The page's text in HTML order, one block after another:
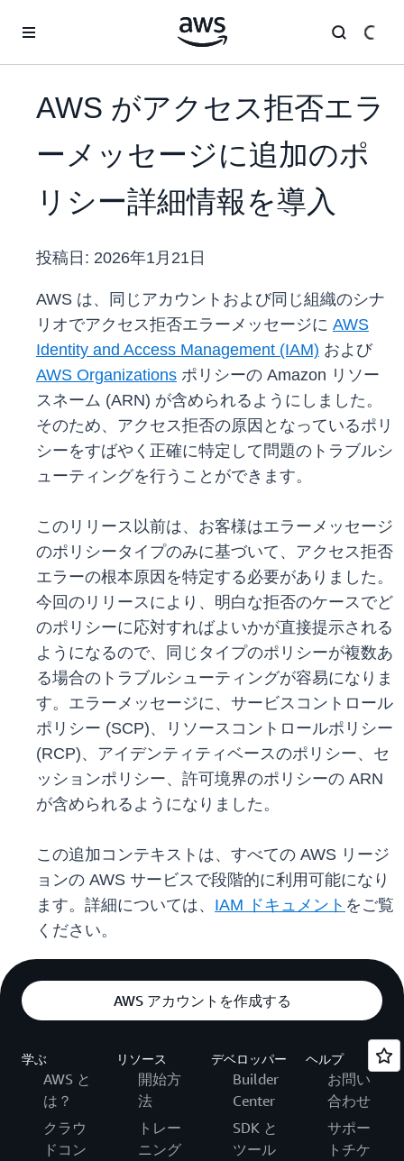
AWS がアクセス拒否エラ
ーメッセージに追加のポ
リシー詳細情報を導入
投稿日: 2026年1月21日
AWS は、同じアカウントおよび同じ組織のシナ
リオでアクセス拒否エラーメッセージに AWS
Identity and Access Management (IAM) および
AWS Organizations ポリシーの Amazon リソー
スネーム (ARN) が含められるようにしました。
そのため、アクセス拒否の原因となっているポリ
シーをすばやく正確に特定して問題のトラブルシ
ューティングを行うことができます。
このリリース以前は、お客様はエラーメッセージ
のポリシータイプのみに基づいて、アクセス拒否
エラーの根本原因を特定する必要がありました。
今回のリリースにより、明白な拒否のケースでど
のポリシーに応対すればよいかが直接提示される
ようになるので、同じタイプのポリシーが複数あ
る場合のトラブルシューティングが容易になりま
す。エラーメッセージに、サービスコントロール
ポリシー (SCP)、リソースコントロールポリシー
(RCP)、アイデンティティベースのポリシー、セ
ッションポリシー、許可境界のポリシーの ARN
が含められるようになりました。
この追加コンテキストは、すべての AWS リージ
ョンの AWS サービスで段階的に利用可能になり
ます。詳細については、 IAM ドキュメント をご覧
ください。
AWS アカウントを作成する
学ぶ
AWS と
は？
クラウ
ドコン
リソース
開始方
法
トレー
ニング
デベロッパー
Builder
Center
SDK と
ツール
ヘルプ
お問い
合わせ
サポー
トチケ